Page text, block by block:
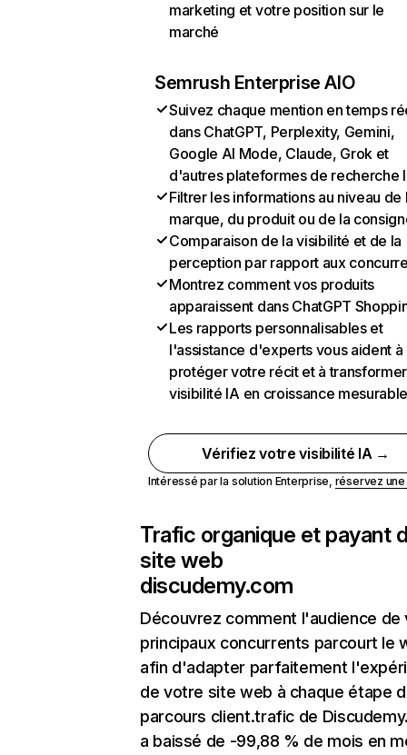
marketing et votre position sur le
marché
Semrush Enterprise AIO
Suivez chaque mention en temps
dans ChatGPT, Perplexity, Gemini,
Google AI Mode, Claude, Grok et
d'autres plateformes de recherche
Filtrer les informations au niveau de
marque, du produit ou de la
Comparaison de la visibilité et de la
perception par rapport aux
Montrez comment vos produits
apparaissent dans ChatGPT
Les rapports personnalisables et
l'assistance d'experts vous aident à
protéger votre récit et à
visibilité IA en croissance
Vérifiez votre visibilité IA →
Intéressé par la solution Enterprise, réservez
Trafic organique et payant
site web
discudemy.com
Découvrez comment l'audience de
principaux concurrents parcourt le
afin d'adapter parfaitement
de votre site web à chaque étape
parcours client.trafic de
a baissé de -99,88 % de mois en